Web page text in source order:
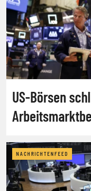
US-Börsen
NACHRICHTENFEED